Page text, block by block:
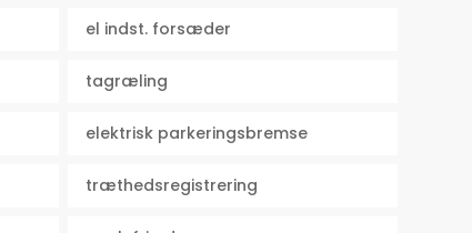
el indst. forsæder
tagræling
elektrisk parkeringsbremse
træthedsregistrering